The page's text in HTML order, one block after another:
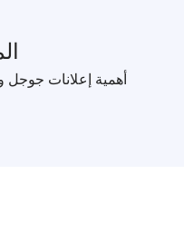
أهمية إعلانات جوجل